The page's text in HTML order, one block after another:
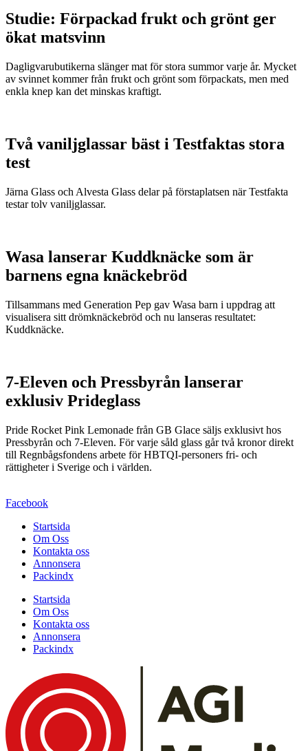
Studie: Förpackad frukt och grönt ger
ökat matsvinn
Dagligvarubutikerna slänger mat för stora summor varje år. Mycket
av svinnet kommer från frukt och grönt som förpackats, men med
enkla knep kan det minskas kraftigt.
Två vaniljglassar bäst i Testfaktas stora
test
Järna Glass och Alvesta Glass delar på förstaplatsen när Testfakta
testar tolv vaniljglassar.
Wasa lanserar Kuddknäcke som är
barnens egna knäckebröd
Tillsammans med Generation Pep gav Wasa barn i uppdrag att
visualisera sitt drömknäckebröd och nu lanseras resultatet:
Kuddknäcke.
7-Eleven och Pressbyrån lanserar
exklusiv Prideglass
Pride Rocket Pink Lemonade från GB Glace säljs exklusivt hos
Pressbyrån och 7-Eleven. För varje såld glass går två kronor direkt
till Regnbågsfondens arbete för HBTQI-personers fri- och
rättigheter i Sverige och i världen.
Facebook
Startsida
Om Oss
Kontakta oss
Annonsera
Packindx
Startsida
Om Oss
Kontakta oss
Annonsera
Packindx